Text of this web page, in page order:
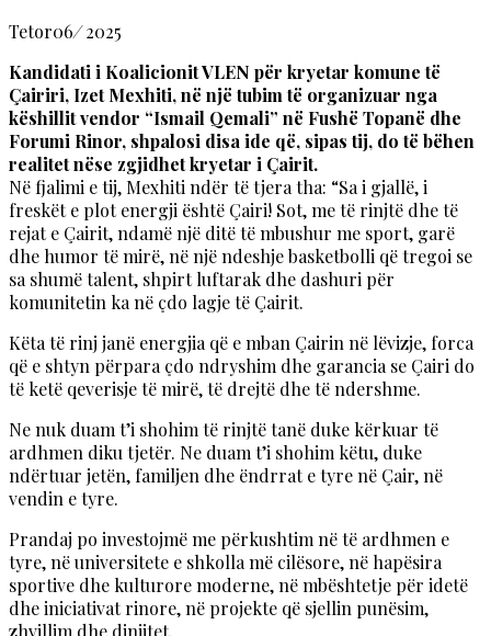
Tetor06/2025
Kandidati i Koalicionit VLEN për kryetar komune të
Çairiri, Izet Mexhiti, në një tubim të organizuar nga
këshillit vendor “Ismail Qemali” në Fushë Topanë dhe
Forumi Rinor, shpalosi disa ide që, sipas tij, do të bëhen
realitet nëse zgjidhet kryetar i Çairit.
Në fjalimi e tij, Mexhiti ndër të tjera tha: “Sa i gjallë, i
freskët e plot energji është Çairi! Sot, me të rinjtë dhe të
rejat e Çairit, ndamë një ditë të mbushur me sport, garë
dhe humor të mirë, në një ndeshje basketbolli që tregoi se
sa shumë talent, shpirt luftarak dhe dashuri për
komunitetin ka në çdo lagje të Çairit.
Këta të rinj janë energjia që e mban Çairin në lëvizje, forca
që e shtyn përpara çdo ndryshim dhe garancia se Çairi do
të ketë qeverisje të mirë, të drejtë dhe të ndershme.
Ne nuk duam t’i shohim të rinjtë tanë duke kërkuar të
ardhmen diku tjetër. Ne duam t’i shohim këtu, duke
ndërtuar jetën, familjen dhe ëndrrat e tyre në Çair, në
vendin e tyre.
Prandaj po investojmë me përkushtim në të ardhmen e
tyre, në universitete e shkolla më cilësore, në hapësira
sportive dhe kulturore moderne, në mbështetje për idetë
dhe iniciativat rinore, në projekte që sjellin punësim,
zhvillim dhe dinjitet.